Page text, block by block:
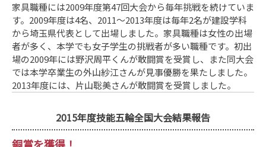
家具職種には2009年度第47回大会から毎年挑戦を続けていま
す。2009年度は4名、2011～2013年度は毎年2名が建設学科
から埼玉県代表として出場しました。家具職種は女性の出場
者が多く、本学でも女子学生の挑戦者が多い職種です。初出
場の2009年には野沢周平くんが敢闘賞を受賞し、また同大会
では本学卒業生の外山紗江さんが見事優勝を果たしました。
2013年度には、片山聡美さんが敢闘賞を受賞しました。
2015年度技能五輪全国大会結果報告